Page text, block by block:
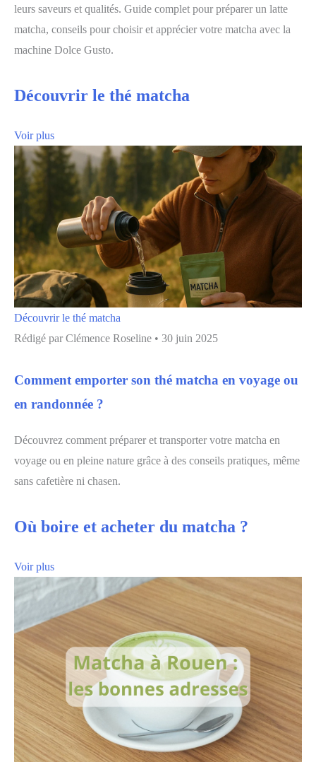
leurs saveurs et qualités. Guide complet pour préparer un latte
matcha, conseils pour choisir et apprécier votre matcha avec la
machine Dolce Gusto.
Découvrir le thé matcha
Voir plus
Découvrir le thé matcha
Rédigé par Clémence Roseline • 30 juin 2025
Comment emporter son thé matcha en voyage ou
en randonnée ?
Découvrez comment préparer et transporter votre matcha en
voyage ou en pleine nature grâce à des conseils pratiques, même
sans cafetière ni chasen.
Où boire et acheter du matcha ?
Voir plus